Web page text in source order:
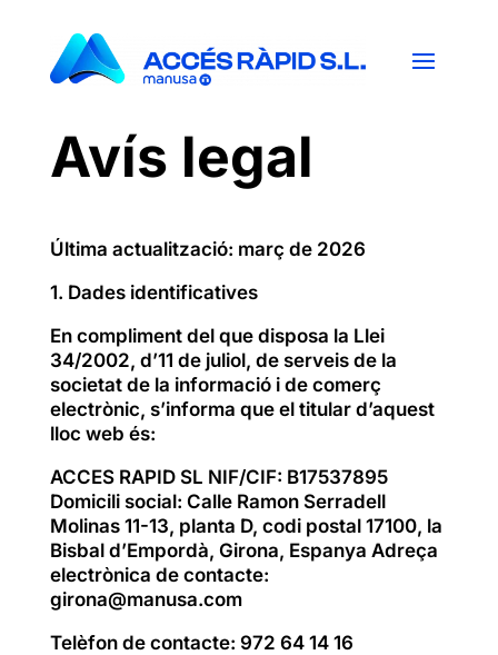
Avís legal
Última actualització: març de 2026
1. Dades identificatives
En compliment del que disposa la Llei
34/2002, d’11 de juliol, de serveis de la
societat de la informació i de comerç
electrònic, s’informa que el titular d’aquest
lloc web és:
ACCES RAPID SL NIF/CIF: B17537895
Domicili social: Calle Ramon Serradell
Molinas 11-13, planta D, codi postal 17100, la
Bisbal d’Empordà, Girona, Espanya Adreça
electrònica de contacte:
girona@manusa.com
Telèfon de contacte: 972 64 14 16